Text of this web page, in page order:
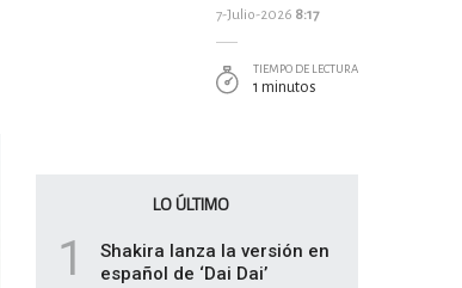
7-Julio-2026 8:17
TIEMPO DE LECTURA
1 minutos
LO ÚLTIMO
1
Shakira lanza la versión en
español de ‘Dai Dai’